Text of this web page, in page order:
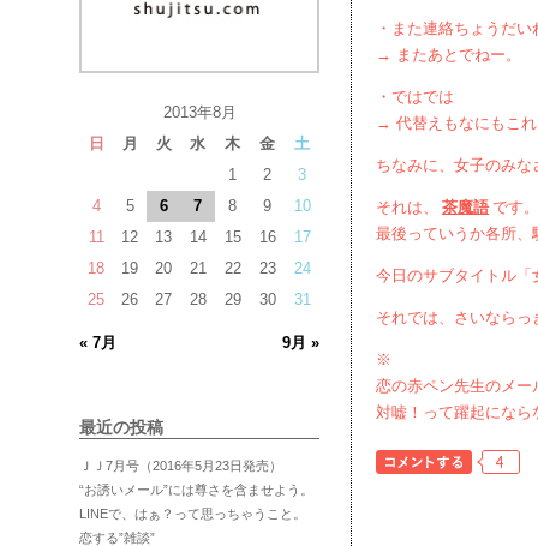
2013年8月
日
月 火 水 木 金 土
« 7月 9月 »
1 2
3
4
5 6 7 8 9
10
11
12 13 14 15 16
17
18
19 20 21 22 23
24
25
26 27 28 29 30 31
最近の投稿
ＪＪ7月号（2016年5月23日発売）
“お誘いメール”には尊さを含ませよう。
LINEで、はぁ？って思っちゃうこと。
恋する”雑談”
・また連絡ちょうだい
→ またあとでねー。
・ではでは
→ 代替えもなにもこ
ちなみに、女子のみ
それは、 茶魔語 です。
最後っていうか各所
今日のサブタイトル
それでは、さいならっ
※
恋の赤ペン先生のメ
対嘘！って躍起にな
4